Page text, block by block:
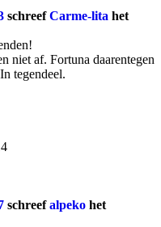
schreefCarme-lita het
niet af. Fortuna daarentegen
tegendeel.
schreefalpeko het